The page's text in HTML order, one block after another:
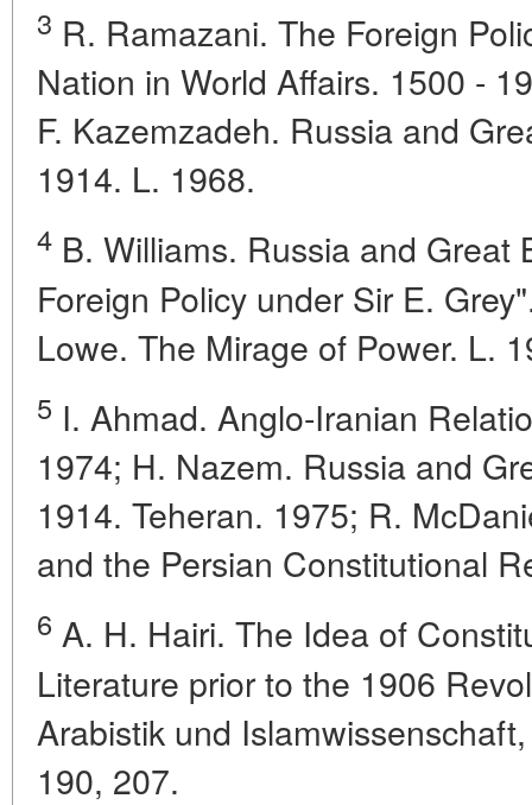
3 R. Ramazani. The Foreign
Nation in World Affairs. 1500 -
F. Kazemzadeh. Russia and
1914. L. 1968.
4 B. Williams. Russia and Great
Foreign Policy under Sir E.
Lowe. The Mirage of Power. L.
5 I. Ahmad. Anglo-Iranian
1974; H. Nazem. Russia and
1914. Teheran. 1975; R.
and the Persian Constitutional
6 A. H. Hairi. The Idea of
Literature prior to the 1906
Arabistik und
190, 207.